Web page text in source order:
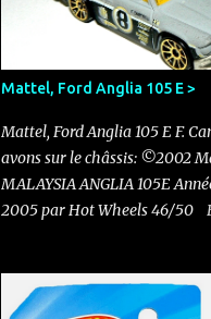
Mattel, Ford Anglia 105 E >
Mattel, Ford Anglia 105 E F.
avons sur le châssis: ©2002
MALAYSIA ANGLIA 105E
2005 par Hot Wheels 46/50
5 sorti en 2011 Nouvelle
mois de novembre pour 0.50 €